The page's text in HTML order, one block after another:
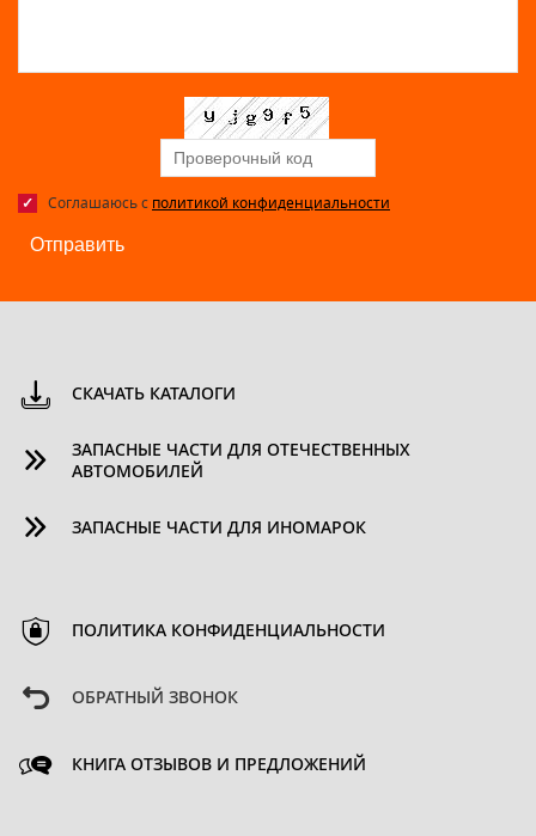
Соглашаюсь с политикой конфиденциальности
Отправить
СКАЧАТЬ КАТАЛОГИ
ЗАПАСНЫЕ ЧАСТИ ДЛЯ ОТЕЧЕСТВЕННЫХ
АВТОМОБИЛЕЙ
ЗАПАСНЫЕ ЧАСТИ ДЛЯ ИНОМАРОК
ПОЛИТИКА КОНФИДЕНЦИАЛЬНОСТИ
ОБРАТНЫЙ ЗВОНОК
КНИГА ОТЗЫВОВ И ПРЕДЛОЖЕНИЙ